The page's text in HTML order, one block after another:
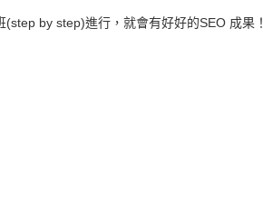
by step)進行，就會有好好的SEO 成果！